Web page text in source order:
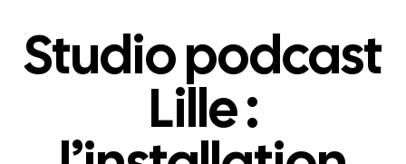
Studio podcast
Lille :